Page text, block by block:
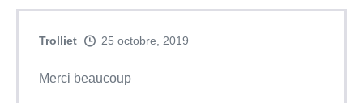
Trolliet 25 octobre, 2019
Merci beaucoup